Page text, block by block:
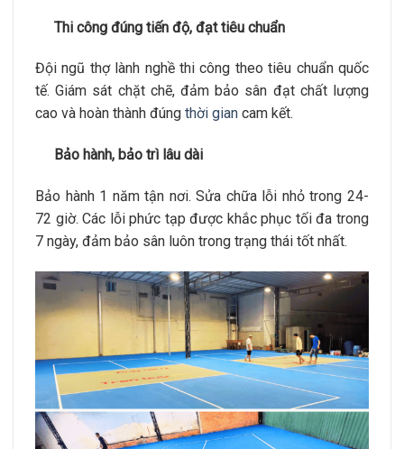
Thi công đúng tiến độ, đạt tiêu chuẩn
Đội ngũ thợ lành nghề thi công theo tiêu chuẩn quốc
tế. Giám sát chặt chẽ, đảm bảo sân đạt chất lượng
cao và hoàn thành đúng thời gian cam kết.
Bảo hành, bảo trì lâu dài
Bảo hành 1 năm tận nơi. Sửa chữa lỗi nhỏ trong 24-
72 giờ. Các lỗi phức tạp được khắc phục tối đa trong
7 ngày, đảm bảo sân luôn trong trạng thái tốt nhất.